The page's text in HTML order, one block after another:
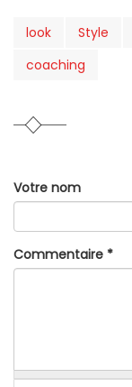
look Style
coaching
Votre nom
Commentaire *